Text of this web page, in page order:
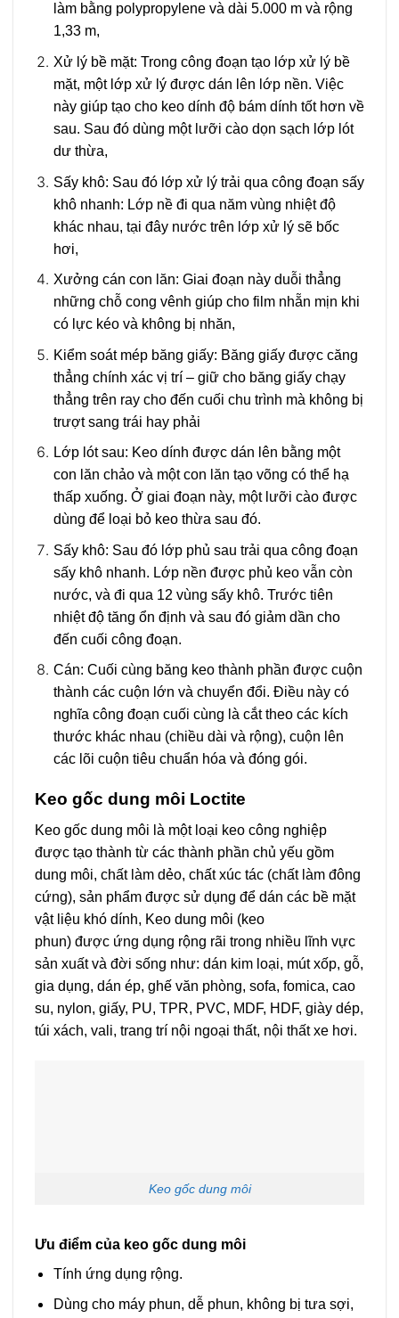
làm bằng polypropylene và dài 5.000 m và rộng
1,33 m,
Xử lý bề mặt: Trong công đoạn tạo lớp xử lý bề
mặt, một lớp xử lý được dán lên lớp nền. Việc
này giúp tạo cho keo dính độ bám dính tốt hơn về
sau. Sau đó dùng một lưỡi cào dọn sạch lớp lót
dư thừa,
Sấy khô: Sau đó lớp xử lý trải qua công đoạn sấy
khô nhanh: Lớp nề đi qua năm vùng nhiệt độ
khác nhau, tại đây nước trên lớp xử lý sẽ bốc
hơi,
Xưởng cán con lăn: Giai đoạn này duỗi thẳng
những chỗ cong vênh giúp cho film nhẵn mịn khi
có lực kéo và không bị nhăn,
Kiểm soát mép băng giấy: Băng giấy được căng
thẳng chính xác vị trí – giữ cho băng giấy chạy
thẳng trên ray cho đến cuối chu trình mà không bị
trượt sang trái hay phải
Lớp lót sau: Keo dính được dán lên bằng một
con lăn chảo và một con lăn tạo võng có thể hạ
thấp xuống. Ở giai đoạn này, một lưỡi cào được
dùng để loại bỏ keo thừa sau đó.
Sấy khô: Sau đó lớp phủ sau trải qua công đoạn
sấy khô nhanh. Lớp nền được phủ keo vẫn còn
nước, và đi qua 12 vùng sấy khô. Trước tiên
nhiệt độ tăng ổn định và sau đó giảm dần cho
đến cuối công đoạn.
Cán: Cuối cùng băng keo thành phần được cuộn
thành các cuộn lớn và chuyển đổi. Điều này có
nghĩa công đoạn cuối cùng là cắt theo các kích
thước khác nhau (chiều dài và rộng), cuộn lên
các lõi cuộn tiêu chuẩn hóa và đóng gói.
Keo gốc dung môi Loctite
Keo gốc dung môi là một loại keo công nghiệp
được tạo thành từ các thành phần chủ yếu gồm
dung môi, chất làm dẻo, chất xúc tác (chất làm đông
cứng), sản phẩm được sử dụng để dán các bề mặt
vật liệu khó dính, Keo dung môi (keo
phun) được ứng dụng rộng rãi trong nhiều lĩnh vực
sản xuất và đời sống như: dán kim loại, mút xốp, gỗ,
gia dụng, dán ép, ghế văn phòng, sofa, fomica, cao
su, nylon, giấy, PU, TPR, PVC, MDF, HDF, giày dép,
túi xách, vali, trang trí nội ngoại thất, nội thất xe hơi.
Keo gốc dung môi
Ưu điểm của keo gốc dung môi
Tính ứng dụng rộng.
Dùng cho máy phun, dễ phun, không bị tưa sợi,